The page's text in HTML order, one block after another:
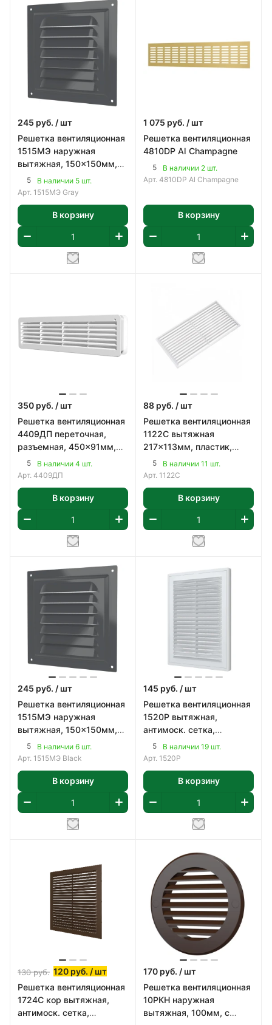
245 руб. / шт
Решетка вентиляционная
1515МЭ наружная
вытяжная, 150x150мм,
металл, цвет серый
5
В наличии 5 шт.
Арт. 1515МЭ Gray
В корзину
1 075 руб. / шт
Решетка вентиляционная
4810DP Al Champagne
5
В наличии 2 шт.
Арт. 4810DP Al Champagne
В корзину
350 руб. / шт
Решетка вентиляционная
4409ДП переточная,
разъемная, 450x91мм,
пластик, цвет белый
5
В наличии 4 шт.
Арт. 4409ДП
В корзину
88 руб. / шт
Решетка вентиляционная
1122С вытяжная
217x113мм, пластик,
цвет белый
5
В наличии 11 шт.
Арт. 1122С
В корзину
245 руб. / шт
Решетка вентиляционная
1515МЭ наружная
вытяжная, 150x150мм,
металл, цвет черный
5
В наличии 6 шт.
Арт. 1515МЭ Black
В корзину
145 руб. / шт
Решетка вентиляционная
1520Р вытяжная,
антимоск. сетка,
150x200мм, пластик,
цвет белый
5
В наличии 19 шт.
Арт. 1520Р
В корзину
130руб. 120 руб. / шт
Решетка вентиляционная
1724С кор вытяжная,
антимоск. сетка,
170 руб. / шт
Решетка вентиляционная
10РКН наружная
вытяжная, 100мм, с